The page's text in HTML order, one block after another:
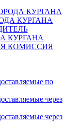
КУРГАНА
КУРГАНА
КУРГАНА
КОМИССИЯ
по
через
через